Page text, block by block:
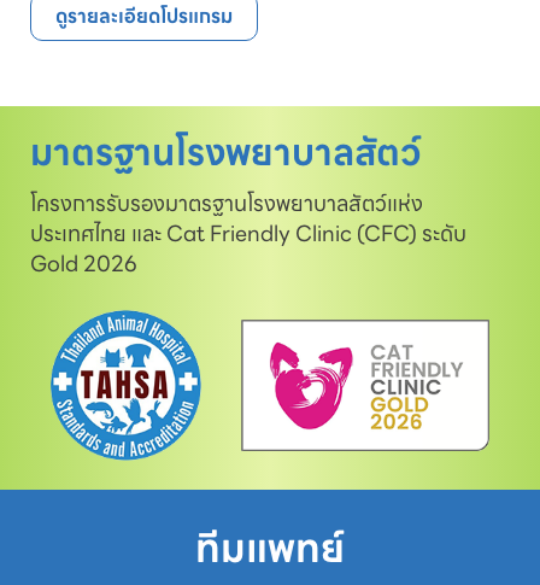
ดูรายละเอียดโปรแกรม
มาตรฐานโรงพยาบาลสัตว์
โครงการรับรองมาตรฐานโรงพยาบาลสัตว์แห่ง
ประเทศไทย และ Cat Friendly Clinic (CFC) ระดับ
Gold 2026
ทีมแพทย์